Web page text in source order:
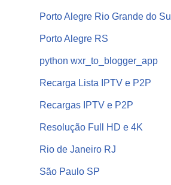
Porto Alegre Rio Grande do Sul
Porto Alegre RS
python wxr_to_blogger_app
Recarga Lista IPTV e P2P
Recargas IPTV e P2P
Resolução Full HD e 4K
Rio de Janeiro RJ
São Paulo SP